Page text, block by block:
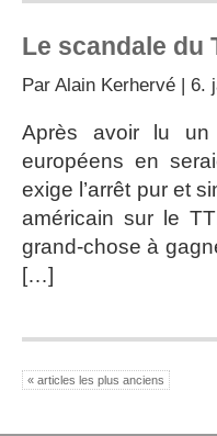
Le scandale du
Par Alain Kerhervé | 6.
Après avoir lu un
européens en
exige l’arrêt pur et
américain sur le
grand-chose à
[…]
« articles les plus anciens